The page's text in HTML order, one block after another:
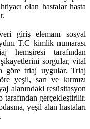
olan hastalar hasta
giriş elemanı sosyal
T.C kimlik numarası
hemşiresi tarafından
sorgular, vital
göre triaj uygular. Triaj
yeşil, sarı ve kırmızı
alanındaki resüsitasyon
tarafından gerçekleştirilir.
yeşil alan hastaları